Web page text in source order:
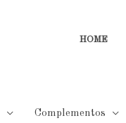
HOME
Complementos